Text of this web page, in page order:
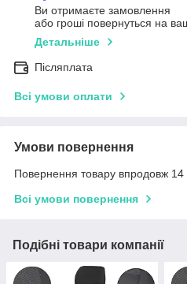
Ви отримаєте замовлення
або гроші повернуться на
Детальніше
Післяплата
Всі умови оплати
Умови повернення
Повернення товару впродовж 14
Всі умови повернення
Подібні товари компанії